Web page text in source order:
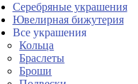
Серебряные украшения
Ювелирная бижутерия
Все украшения
Кольца
Браслеты
Броши